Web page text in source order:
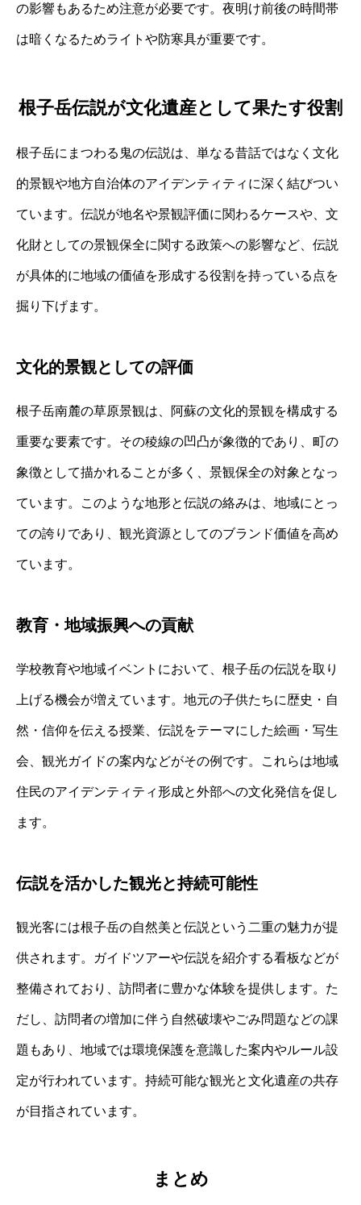
の影響もあるため注意が必要です。夜明け前後の時間帯
は暗くなるためライトや防寒具が重要です。
根子岳伝説が文化遺産として果たす役割
根子岳にまつわる鬼の伝説は、単なる昔話ではなく文化
的景観や地方自治体のアイデンティティに深く結びつい
ています。伝説が地名や景観評価に関わるケースや、文
化財としての景観保全に関する政策への影響など、伝説
が具体的に地域の価値を形成する役割を持っている点を
掘り下げます。
文化的景観としての評価
根子岳南麓の草原景観は、阿蘇の文化的景観を構成する
重要な要素です。その稜線の凹凸が象徴的であり、町の
象徴として描かれることが多く、景観保全の対象となっ
ています。このような地形と伝説の絡みは、地域にとっ
ての誇りであり、観光資源としてのブランド価値を高め
ています。
教育・地域振興への貢献
学校教育や地域イベントにおいて、根子岳の伝説を取り
上げる機会が増えています。地元の子供たちに歴史・自
然・信仰を伝える授業、伝説をテーマにした絵画・写生
会、観光ガイドの案内などがその例です。これらは地域
住民のアイデンティティ形成と外部への文化発信を促し
ます。
伝説を活かした観光と持続可能性
観光客には根子岳の自然美と伝説という二重の魅力が提
供されます。ガイドツアーや伝説を紹介する看板などが
整備されており、訪問者に豊かな体験を提供します。た
だし、訪問者の増加に伴う自然破壊やごみ問題などの課
題もあり、地域では環境保護を意識した案内やルール設
定が行われています。持続可能な観光と文化遺産の共存
が目指されています。
まとめ